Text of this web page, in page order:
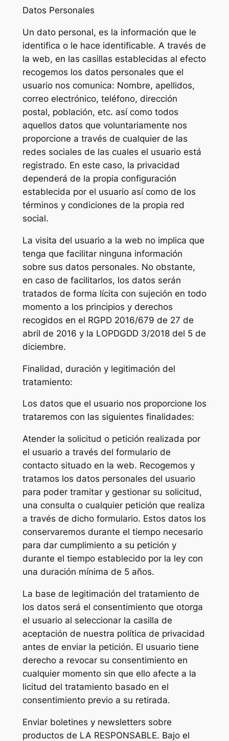
Datos Personales
Un dato personal, es la información que le
identifica o le hace identificable. A través de
la web, en las casillas establecidas al efecto
recogemos los datos personales que el
usuario nos comunica: Nombre, apellidos,
correo electrónico, teléfono, dirección
postal, población, etc. así como todos
aquellos datos que voluntariamente nos
proporcione a través de cualquier de las
redes sociales de las cuales el usuario está
registrado. En este caso, la privacidad
dependerá de la propia configuración
establecida por el usuario así como de los
términos y condiciones de la propia red
social.
La visita del usuario a la web no implica que
tenga que facilitar ninguna información
sobre sus datos personales. No obstante,
en caso de facilitarlos, los datos serán
tratados de forma lícita con sujeción en todo
momento a los principios y derechos
recogidos en el RGPD 2016/679 de 27 de
abril de 2016 y la LOPDGDD 3/2018 del 5 de
diciembre.
Finalidad, duración y legitimación del
tratamiento:
Los datos que el usuario nos proporcione los
trataremos con las siguientes finalidades:
Atender la solicitud o petición realizada por
el usuario a través del formulario de
contacto situado en la web. Recogemos y
tratamos los datos personales del usuario
para poder tramitar y gestionar su solicitud,
una consulta o cualquier petición que realiza
a través de dicho formulario. Estos datos los
conservaremos durante el tiempo necesario
para dar cumplimiento a su petición y
durante el tiempo establecido por la ley con
una duración mínima de 5 años.
La base de legitimación del tratamiento de
los datos será el consentimiento que otorga
el usuario al seleccionar la casilla de
aceptación de nuestra política de privacidad
antes de enviar la petición. El usuario tiene
derecho a revocar su consentimiento en
cualquier momento sin que ello afecte a la
licitud del tratamiento basado en el
consentimiento previo a su retirada.
Enviar boletines y newsletters sobre
productos de LA RESPONSABLE. Bajo el